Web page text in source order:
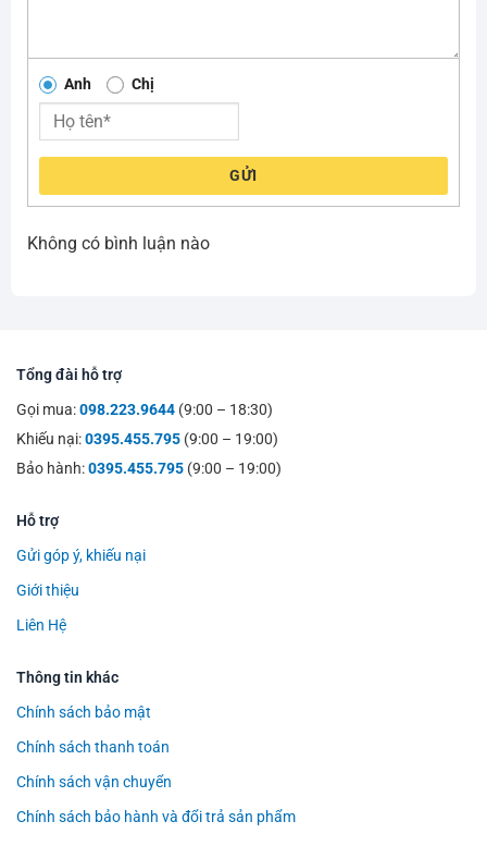
Anh Chị
GỬI
Không có bình luận nào
Tổng đài hỗ trợ
Gọi mua:098.223.9644 (9:00 – 18:30)
Khiếu nại:0395.455.795 (9:00 – 19:00)
Bảo hành:0395.455.795 (9:00 – 19:00)
Hỗ trợ
Gửi góp ý, khiếu nại
Giới thiệu
Liên Hệ
Thông tin khác
Chính sách bảo mật
Chính sách thanh toán
Chính sách vận chuyển
Chính sách bảo hành và đổi trả sản phẩm